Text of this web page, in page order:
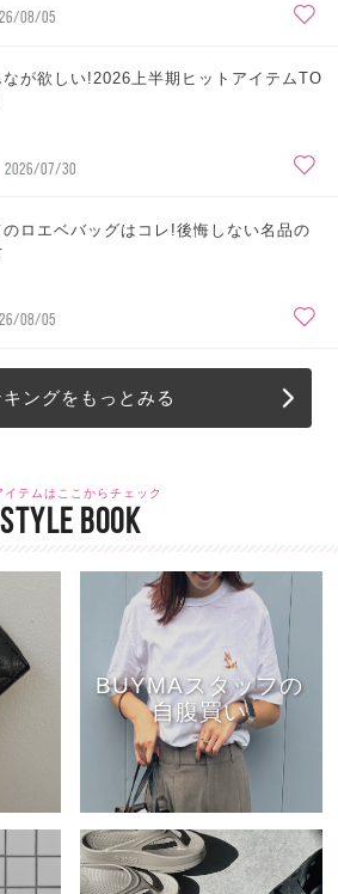
08/05
なが欲しい!2026上半期ヒットアイテムTO
2026/07/30
ロエベバッグはコレ!後悔しない名品の
08/05
キングをもっとみる
イテムはここからチェック
STYLE BOOK
BUYMAスタッフの
自腹買い